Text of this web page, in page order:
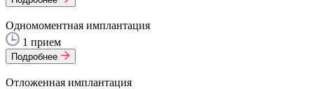
Одномоментная имплантация
1 прием
Подробнее
Отложенная имплантация